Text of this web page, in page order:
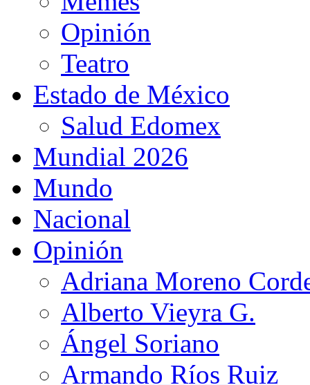
Opinión
Teatro
Estado de México
Salud Edomex
Mundial 2026
Mundo
Nacional
Opinión
Adriana Moreno
Alberto Vieyra G.
Ángel Soriano
Armando Ríos Ruiz